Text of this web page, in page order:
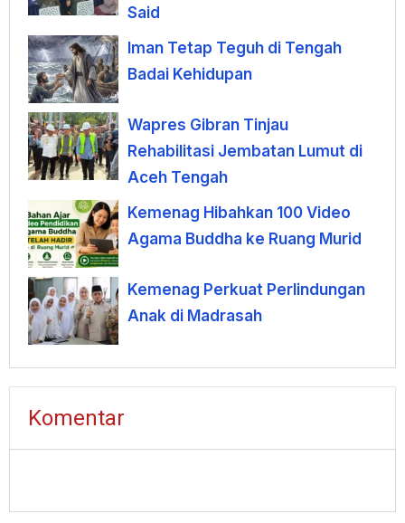
Said
Iman Tetap Teguh di Tengah
Badai Kehidupan
Wapres Gibran Tinjau
Rehabilitasi Jembatan Lumut di
Aceh Tengah
Kemenag Hibahkan 100 Video
Agama Buddha ke Ruang Murid
Kemenag Perkuat Perlindungan
Anak di Madrasah
Komentar